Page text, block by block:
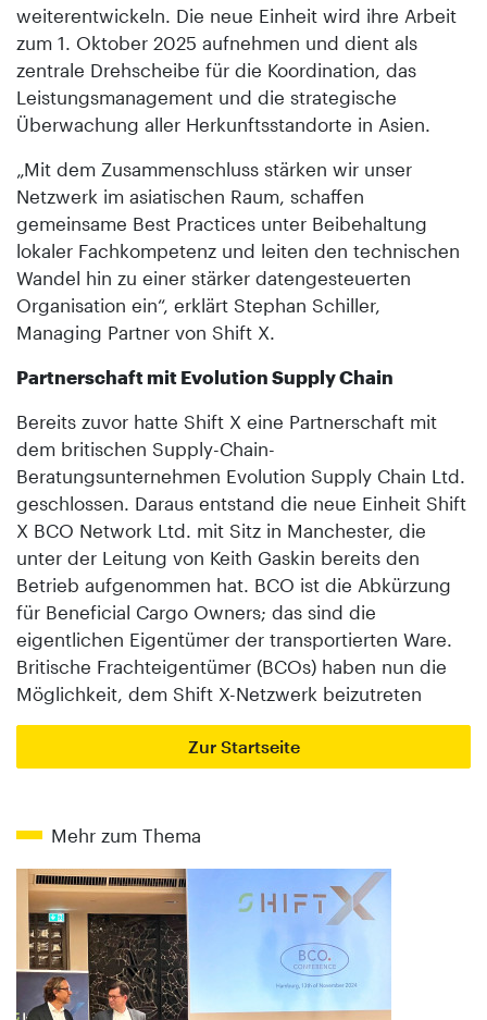
weiterentwickeln. Die neue Einheit wird ihre Arbeit
zum 1. Oktober 2025 aufnehmen und dient als
zentrale Drehscheibe für die Koordination, das
Leistungsmanagement und die strategische
Überwachung aller Herkunftsstandorte in Asien.
„Mit dem Zusammenschluss stärken wir unser
Netzwerk im asiatischen Raum, schaffen
gemeinsame Best Practices unter Beibehaltung
lokaler Fachkompetenz und leiten den technischen
Wandel hin zu einer stärker datengesteuerten
Organisation ein“, erklärt Stephan Schiller,
Managing Partner von Shift X.
Partnerschaft mit Evolution Supply Chain
Bereits zuvor hatte Shift X eine Partnerschaft mit
dem britischen Supply-Chain-
Beratungsunternehmen Evolution Supply Chain Ltd.
geschlossen. Daraus entstand die neue Einheit Shift
X BCO Network Ltd. mit Sitz in Manchester, die
unter der Leitung von Keith Gaskin bereits den
Betrieb aufgenommen hat. BCO ist die Abkürzung
für Beneficial Cargo Owners; das sind die
eigentlichen Eigentümer der transportierten Ware.
Britische Frachteigentümer (BCOs) haben nun die
Möglichkeit, dem Shift X-Netzwerk beizutreten
Zur Startseite
Mehr zum Thema